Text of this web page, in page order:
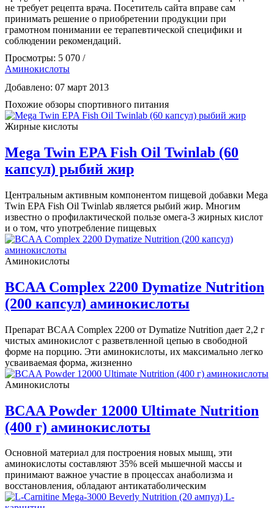
не требует рецепта врача. Посетитель сайта вправе сам
принимать решение о приобретении продукции при
грамотном понимании ее терапевтической специфики и
соблюдении рекомендаций.
Просмотры: 5 070 /
Аминокислоты
Добавлено: 07 март 2013
Похожие обзоры спортивного питания
Жирные кислоты
Mega Twin EPA Fish Oil Twinlab (60
капсул) рыбий жир
Центральным активным компонентом пищевой добавки Mega
Twin EPA Fish Oil Twinlab является рыбий жир. Многим
известно о профилактической пользе омега-3 жирных кислот
и о том, что употребление пищевых
Аминокислоты
BCAA Complex 2200 Dymatize Nutrition
(200 капсул) аминокислоты
Препарат BCAA Complex 2200 от Dymatize Nutrition дает 2,2 г
чистых аминокислот с разветвленной цепью в свободной
форме на порцию. Эти аминокислоты, их максимально легко
усваиваемая форма, жизненно
Аминокислоты
BCAA Powder 12000 Ultimate Nutrition
(400 г) аминокислоты
Основной материал для построения новых мышц, эти
аминокислоты составляют 35% всей мышечной массы и
принимают важное участие в процессах анаболизма и
восстановления, обладают антикатаболическим